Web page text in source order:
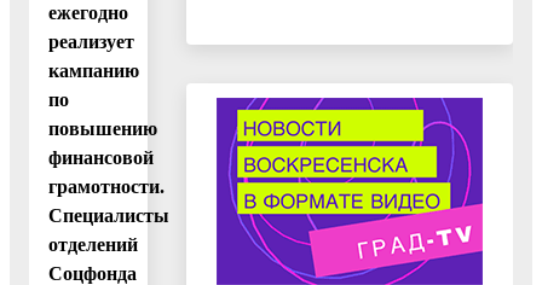
ежегодно
реализует
кампанию
по
повышению
финансовой
грамотности.
Специалисты
отделений
Соцфонда